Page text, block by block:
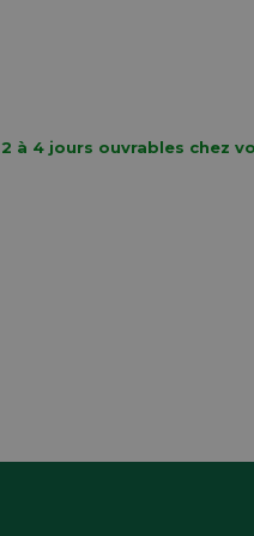
à 4 jours ouvrables chez